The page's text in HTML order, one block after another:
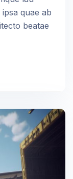
quae ab
beatae